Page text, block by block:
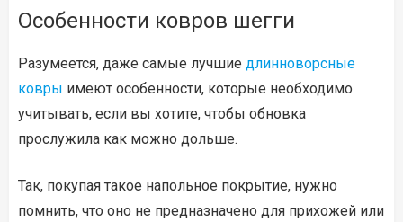
Особенности ковров шегги
Разумеется, даже самые лучшие длинноворсные
ковры имеют особенности, которые необходимо
учитывать, если вы хотите, чтобы обновка
прослужила как можно дольше.
Так, покупая такое напольное покрытие, нужно
помнить, что оно не предназначено для прихожей или